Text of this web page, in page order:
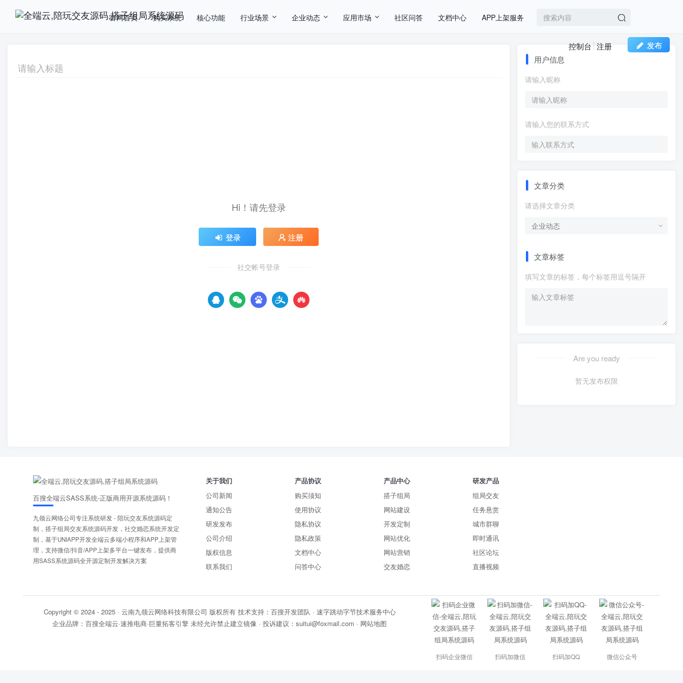
官网首页 购买系统 核心功能 行业场景 企业动态 应用市场 社区问答 文档中心 APP上架服务
发布
控制台 注册
Hi！请先登录
登录 注册
社交帐号登录
用户信息
请输入昵称
请输入您的联系方式
文章分类
请选择文章分类
文章标签
填写文章的标签，每个标签用逗号隔开
Are you ready
暂无发布权限
百搜全端云SASS系统-正版商用开源系统源码！
九领云网络公司专注系统研发 - 陪玩交友系统源码定
制，搭子组局交友系统源码开发，社交婚恋系统开发定
制，基于UNIAPP开发全端云多端小程序和APP上架管
理，支持微信/抖音/APP上架多平台一键发布，提供商
用SASS系统源码全开源定制开发解决方案
关于我们
公司新闻
通知公告
研发发布
公司介绍
版权信息
联系我们
产品协议
购买须知
使用协议
隐私协议
隐私政策
文档中心
问答中心
产品中心
搭子组局
网站建设
开发定制
网站优化
网站营销
交友婚恋
研发产品
组局交友
任务悬赏
城市群聊
即时通讯
社区论坛
直播视频
扫码企业微信 扫码加微信 扫码加QQ 微信公众号
Copyright © 2024 - 2025 · 云南九领云网络科技有限公司 版权所有技术支持：百搜开发团队 · 速字跳动字节技术服务中心
企业品牌： 百搜全端云·速推电商·巨量拓客引擎 未经允许禁止建立镜像 · 投诉建议： suitui@foxmail.com · 网站地图